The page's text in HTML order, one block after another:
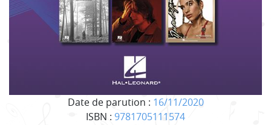
Date de parution : 16/11/2020
ISBN : 9781705111574